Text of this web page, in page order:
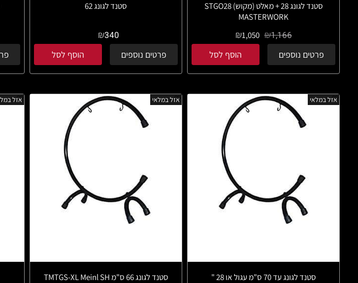
סטנד לגונג 28 + מאלט (מקוש) STGO28
MASTERWORK
₪1,166
₪1,050
פרטים נוספים הוסף לסל
סטנד לגונג 62
₪340
פרטים נוספים הוסף לסל
אזל במלאי
סטנד לגונג עד 70 ס"מ עגול או 28 "
אזל במלאי
סטנד לגונג 66 ס"מ TMTGS-XL Meinl SH
אזל